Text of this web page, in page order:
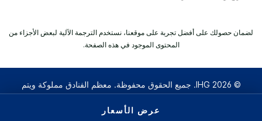
عرض الأسعار
لضمان حصولك على أفضل تجربة على موقعنا، نستخدم الترجمة الآلية لبعض الأجزاء من
المحتوى الموجود في هذه الصفحة.
© 2026 IHG. ‫جميع الحقوق محفوظة.‬ معظم الفنادق مملوكة ويتم
تشغيلها بصورة مستقلة.